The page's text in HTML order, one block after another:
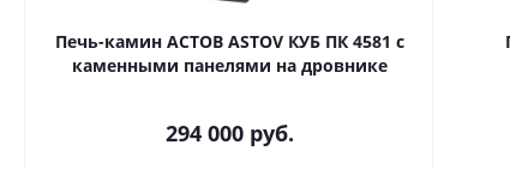
Печь-камин АСТОВ ASTOV КУБ ПК 4581 с
каменными панелями на дровнике
294 000руб.